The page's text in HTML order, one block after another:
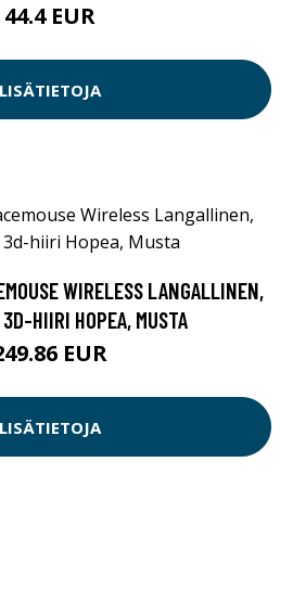
44.4 EUR
LISÄTIETOJA
WIRELESS LANGALLINEN,
HIIRI HOPEA, MUSTA
EUR
LISÄTIETOJA